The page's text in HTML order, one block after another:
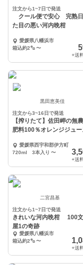
注文から1~7日で発送
クール便で安心 完熟
た目の悪い河内晩柑
愛媛県八幡浜市
箱込約2㌔〜
+送
黒田恵美佳
注文から3~16日で発送
【搾りたて】佐田岬の無
肥料100％オレンジジュー
愛媛県西宇和郡伊方町
720ml 3本入り 〜
+送
二宮昌基
注文から1~7日で発送
きれいな河内晩柑 100
屋1の奇跡
愛媛県八幡浜市
箱込約2㌔〜
+送